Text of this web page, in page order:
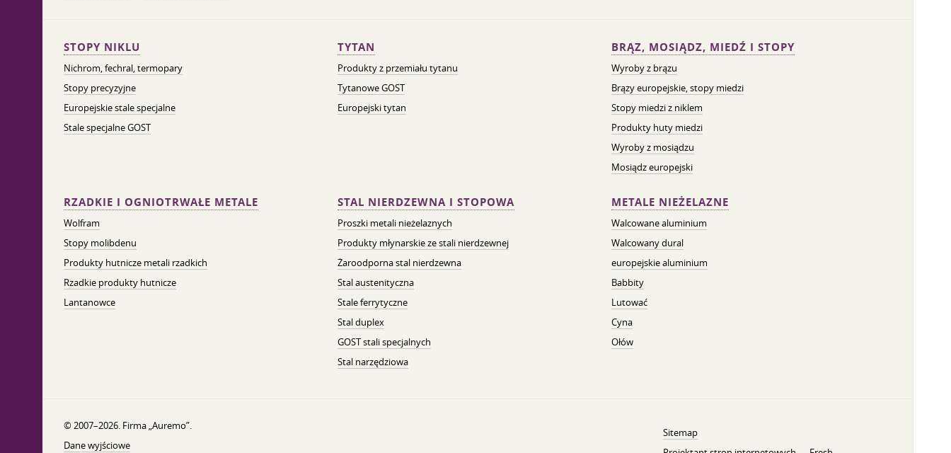
STOPY NIKLU
Nichrom, fechral, termopary
Stopy precyzyjne
Europejskie stale specjalne
Stale specjalne GOST
TYTAN
Produkty z przemiału tytanu
Tytanowe GOST
Europejski tytan
BRĄZ, MOSIĄDZ, MIEDŹ I STOPY
Wyroby z brązu
Brązy europejskie, stopy miedzi
Stopy miedzi z niklem
Produkty huty miedzi
Wyroby z mosiądzu
Mosiądz europejski
RZADKIE I OGNIOTRWAŁE METALE
Wolfram
Stopy molibdenu
Produkty hutnicze metali rzadkich
Rzadkie produkty hutnicze
Lantanowce
STAL NIERDZEWNA I STOPOWA
Proszki metali nieżelaznych
Produkty młynarskie ze stali nierdzewnej
Żaroodporna stal nierdzewna
Stal austenityczna
Stale ferrytyczne
Stal duplex
GOST stali specjalnych
Stal narzędziowa
METALE NIEŻELAZNE
Walcowane aluminium
Walcowany dural
europejskie aluminium
Babbity
Lutować
Cyna
Ołów
© 2007–2026. Firma „Auremo”.
Dane wyjściowe
Sitemap